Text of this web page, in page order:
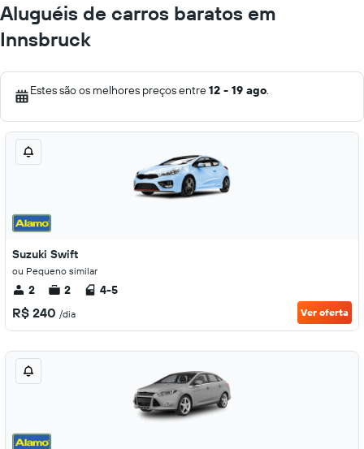
Aluguéis de carros baratos em
Innsbruck
Estes são os melhores preços entre12 - 19 ago.
Suzuki Swift
ou Pequeno similar
2 2 4-5
R$ 240 /dia Ver oferta